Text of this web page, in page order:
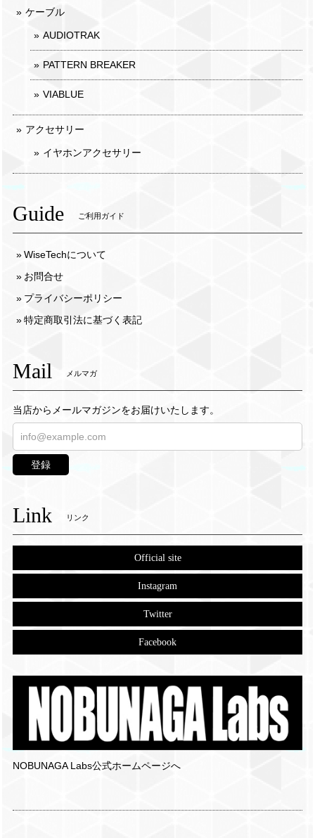
ケーブル
AUDIOTRAK
PATTERN BREAKER
VIABLUE
アクセサリー
イヤホンアクセサリー
Guide ご利用ガイド
WiseTechについて
お問合せ
プライバシーポリシー
特定商取引法に基づく表記
Mail メルマガ
当店からメールマガジンをお届けいたします。
登録
Link リンク
Official site
Instagram
Twitter
Facebook
NOBUNAGA Labs公式ホームページへ